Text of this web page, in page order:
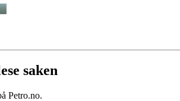
saken
Petro.no.